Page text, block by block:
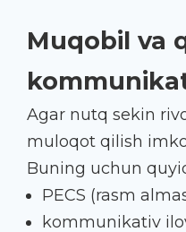
Muqobil va
Agar nutq sekin
muloqot qilish
Buning uchun
PECS (rasm
kommunikativ